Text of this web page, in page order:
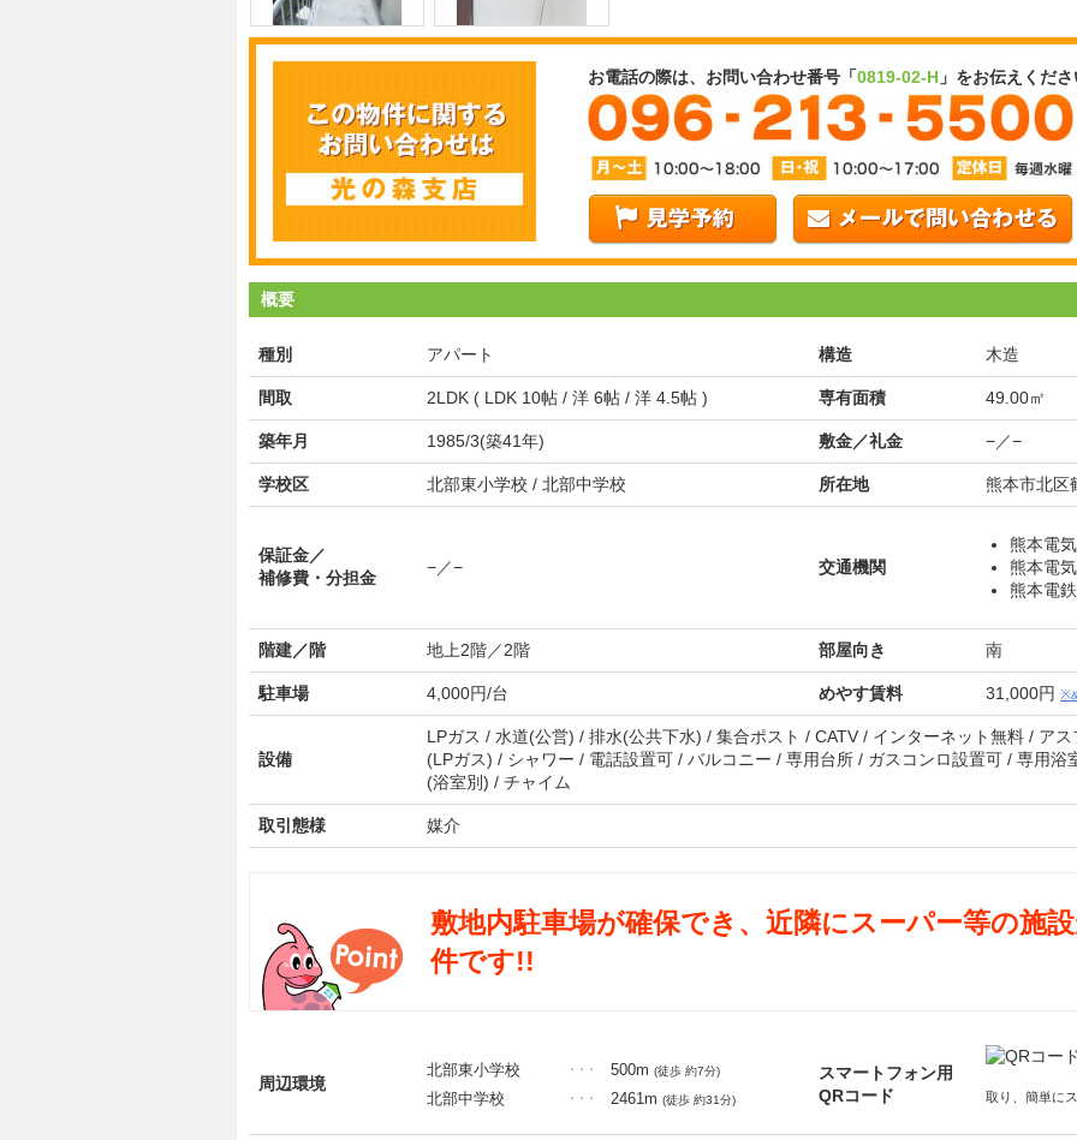
お電話の際は、お問い合わせ番号「0819-02-H 」をお伝えくだ
概要
種別 アパート 構造 木造
間取 2LDK ( LDK 10帖 / 洋 6帖 / 洋 4.5帖 ) 専有面積 49.00㎡
築年月 1985/3(築41年) 敷金／礼金 −／−
学校区 北部東小学校 / 北部中学校 所在地 熊本市北区
保証金／
補修費・分担金
−／− 交通機関
熊本電
熊本電
熊本電
階建／階 地上2階／2階 部屋向き 南
駐車場 4,000円/台 めやす賃料 31,000円 ※
設備
LPガス / 水道(公営) / 排水(公共下水) / 集合ポスト / CATV / インターネット無料 / ア
(LPガス) / シャワー / 電話設置可 / バルコニー / 専用台所 / ガスコンロ設置可 / 専用
(浴室別) / チャイム
取引態様 媒介
敷地内駐車場が確保でき、近隣にスーパー等の施
件です!!
周辺環境
北部東小学校 ・・・ 500m (徒歩 約7分)
北部中学校 ・・・ 2461m (徒歩 約31分)
スマートフォン用
QRコード
取り、簡単に